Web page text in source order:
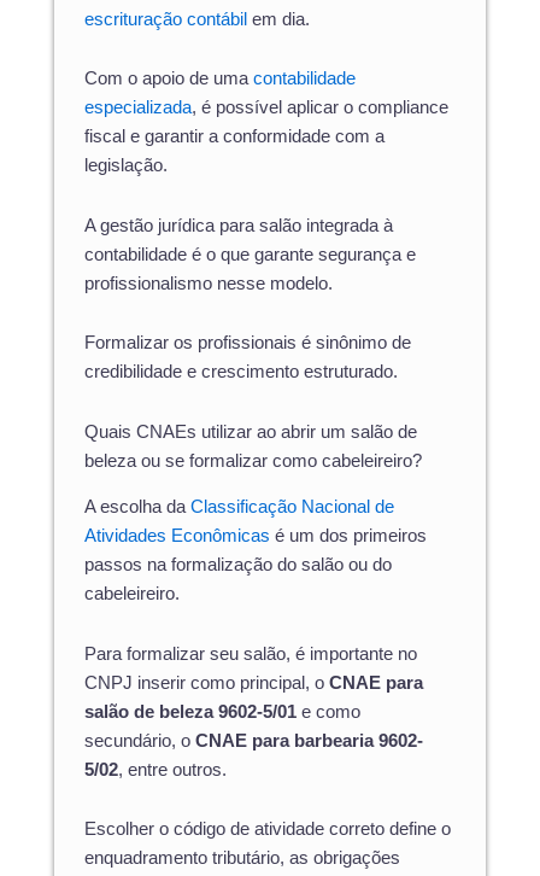
escrituração contábil em dia.
Com o apoio de umacontabilidade
especializada, é possível aplicar o compliance
fiscal e garantir a conformidade com a
legislação.
A gestão jurídica para salão integrada à
contabilidade é o que garante segurança e
profissionalismo nesse modelo.
Formalizar os profissionais é sinônimo de
credibilidade e crescimento estruturado.
Quais CNAEs utilizar ao abrir um salão de
beleza ou se formalizar como cabeleireiro?
A escolha daClassificação Nacional de
Atividades Econômicas é um dos primeiros
passos na formalização do salão ou do
cabeleireiro.
Para formalizar seu salão, é importante no
CNPJ inserir como principal, o CNAE para
salão de beleza 9602-5/01 e como
secundário, o CNAE para barbearia 9602-
5/02, entre outros.
Escolher o código de atividade correto define o
enquadramento tributário, as obrigações